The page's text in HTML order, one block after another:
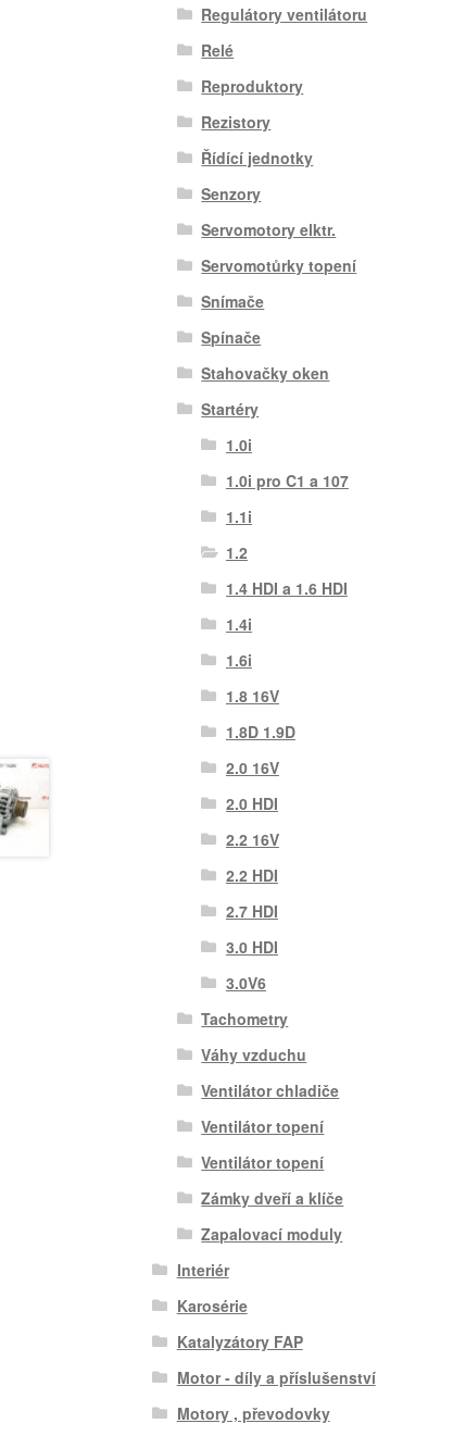
Regulátory ventilátoru
Relé
Reproduktory
Rezistory
Řídící jednotky
Senzory
Servomotory elktr.
Servomotůrky topení
Snímače
Spínače
Stahovačky oken
Startéry
1.0i
1.0i pro C1 a 107
1.1i
1.2
1.4 HDI a 1.6 HDI
1.4i
1.6i
1.8 16V
1.8D 1.9D
2.0 16V
2.0 HDI
2.2 16V
2.2 HDI
2.7 HDI
3.0 HDI
3.0V6
Tachometry
Váhy vzduchu
Ventilátor chladiče
Ventilátor topení
Ventilátor topení
Zámky dveří a klíče
Zapalovací moduly
Interiér
Karosérie
Katalyzátory FAP
Motor - díly a příslušenství
Motory , převodovky